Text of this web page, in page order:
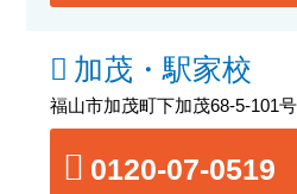
加茂・駅家校
福山市加茂町下加茂68-5-101号
0120-07-0519